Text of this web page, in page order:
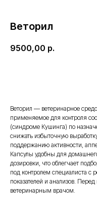
Веторил
9500,00 р.
Веторил — ветеринарное
применяемое для контроля
(синдроме Кушинга) по
снижать избыточную
поддержанию активности,
Капсулы удобны для
дозировки, что облегчает
под контролем специалиста
показателей и анализов.
ветеринарным врачом.